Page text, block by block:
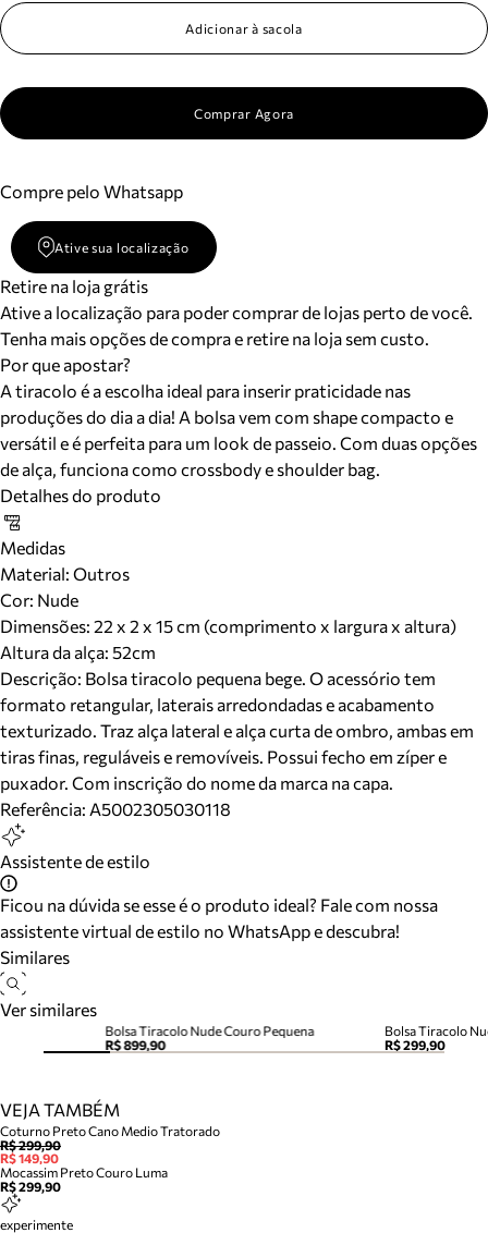
Adicionar à sacola
Comprar Agora
Compre pelo Whatsapp
Ative sua localização
Retire na loja grátis
Ative a localização para poder comprar de lojas perto de você.
Tenha mais opções de compra e retire na loja sem custo.
Por que apostar?
A tiracolo é a escolha ideal para inserir praticidade nas
produções do dia a dia! A bolsa vem com shape compacto e
versátil e é perfeita para um look de passeio. Com duas opções
de alça, funciona como crossbody e shoulder bag.
Detalhes do produto
Medidas
Material: Outros
Cor: Nude
Dimensões: 22 x 2 x 15 cm (comprimento x largura x altura)
Altura da alça: 52cm
Descrição: Bolsa tiracolo pequena bege. O acessório tem
formato retangular, laterais arredondadas e acabamento
texturizado. Traz alça lateral e alça curta de ombro, ambas em
tiras finas, reguláveis e removíveis. Possui fecho em zíper e
puxador. Com inscrição do nome da marca na capa.
Referência: A5002305030118
Assistente de estilo
Ficou na dúvida se esse é o produto ideal? Fale com nossa
assistente virtual de estilo no WhatsApp e descubra!
Similares
Ver similares
Bolsa Tiracolo Nude Couro Pequena
R$ 899,90
R$ 299,90
VEJA TAMBÉM
Coturno Preto Cano Medio Tratorado
R$ 299,90
R$ 149,90
Mocassim Preto Couro Luma
R$ 299,90
experimente